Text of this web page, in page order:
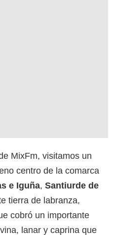
MixFm, visitamos un
centro de la comarca
e Iguña, Santiurde de
tierra de labranza,
cobró un importante
lanar y caprina que